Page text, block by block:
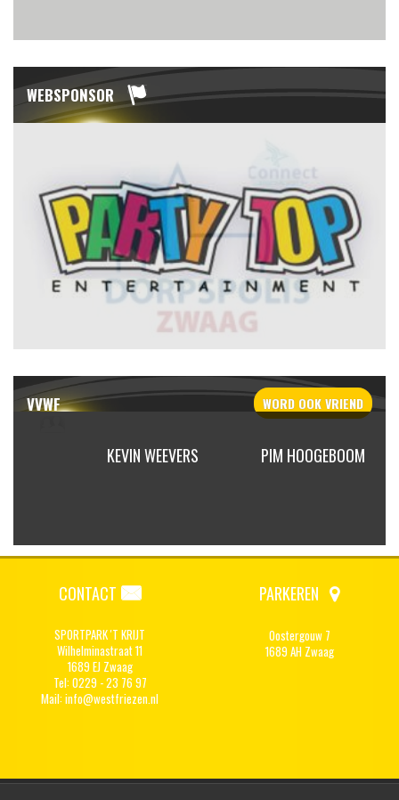
WEBSPONSOR
VVWF WORD OOKVRIEND
KEVIN WEEVERS PIM HOOGEBOOM
CONTACT
SPORTPARK 'T KRIJT
Wilhelminastraat 11
1689 EJ Zwaag
Tel: 0229 - 23 76 97
Mail:info@westfriezen.nl
PARKEREN
Oostergouw 7
1689 AH Zwaag